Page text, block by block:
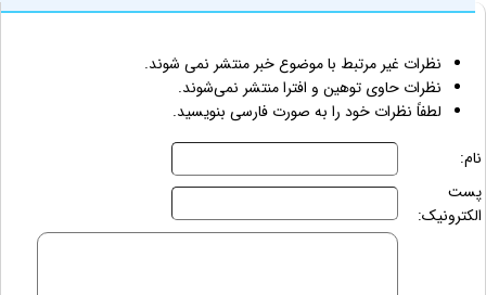
نظرات غیر مرتبط با موضوع خبر منتشر نمی شوند.
نظرات حاوی توهین و افترا منتشر نمی‌شوند.
لطفاً نظرات خود را به صورت فارسی بنویسید.
نام:
پست
الکترونیک: